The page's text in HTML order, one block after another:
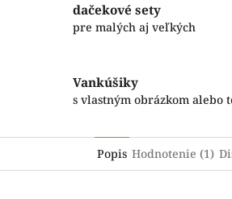
dačekové sety
pre malých aj veľkých
Vankúšiky
s vlastným obrázkom alebo
Popis Hodnotenie (1)